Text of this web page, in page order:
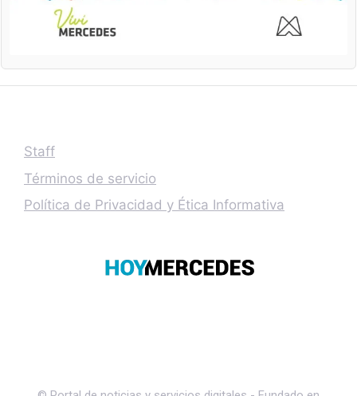
Staff
Términos de servicio
Política de Privacidad y Ética Informativa